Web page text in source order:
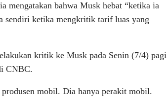
mengatakan bahwa Musk hebat “ketika ia
sendiri ketika mengkritik tarif luas yang
kritik ke Musk pada Senin (7/4) pagi
CNBC.
mobil. Dia hanya perakit mobil.